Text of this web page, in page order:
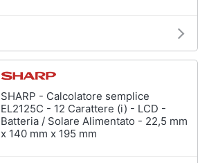
SHARP - Calcolatore semplice
EL2125C - 12 Carattere (i) - LCD -
Batteria / Solare Alimentato - 22,5 mm
x 140 mm x 195 mm